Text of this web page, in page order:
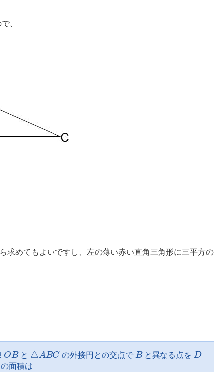
、
求めてもよいですし、左の薄い赤い直角三角形に三平方の
OB
OBと △ABC
△ A BCの外接円との交点で B
Bと異なる点を D
D
面積は